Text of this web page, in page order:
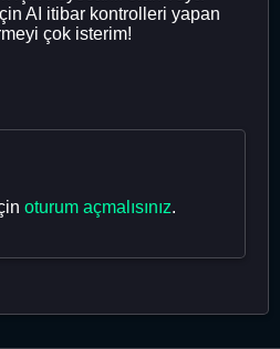
AI itibar kontrolleri yapan
çok isterim!
oturum açmalısınız.